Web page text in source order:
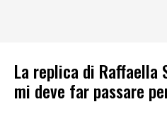
La replica di Raffaella
mi deve far passare